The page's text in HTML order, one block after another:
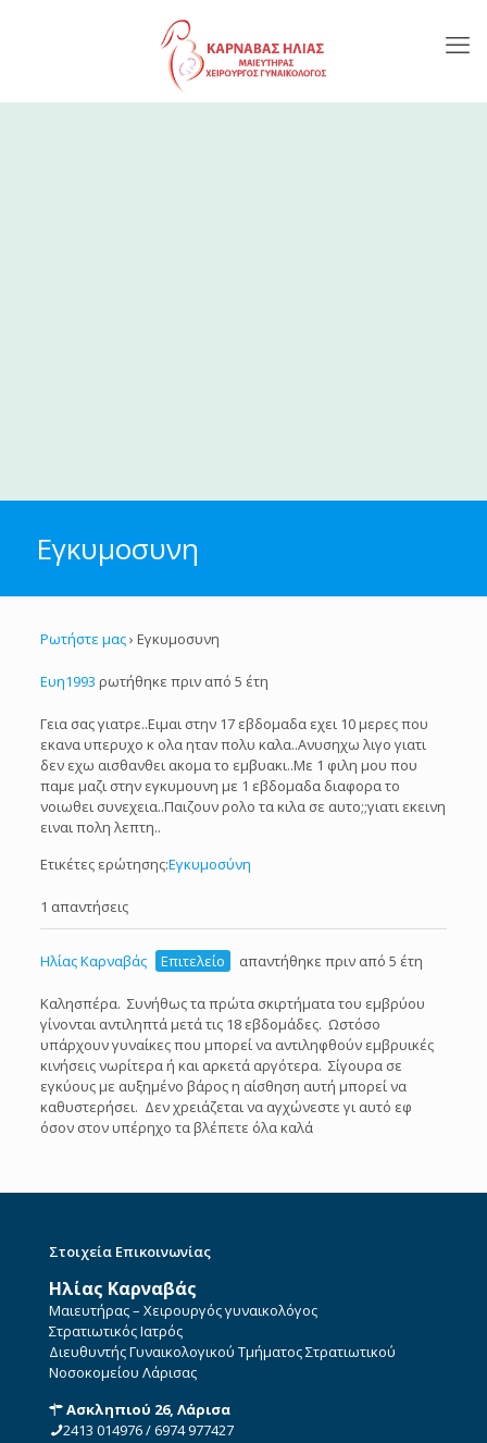
Εγκυμοσυνη
Ρωτήστε μας› Εγκυμοσυνη
Ευη1993 ρωτήθηκε πριν από 5 έτη
Γεια σας γιατρε..Ειμαι στην 17 εβδομαδα εχει 10 μερες που
εκανα υπερυχο κ ολα ηταν πολυ καλα..Ανυσηχω λιγο γιατι
δεν εχω αισθανθει ακομα το εμβυακι..Με 1 φιλη μου που
παμε μαζι στην εγκυμουνη με 1 εβδομαδα διαφορα το
νοιωθει συνεχεια..Παιζουν ρολο τα κιλα σε αυτο;;γιατι εκεινη
ειναι πολη λεπτη..
Ετικέτες ερώτησης:Εγκυμοσύνη
1 απαντήσεις
Ηλίας Καρναβάς Επιτελείο απαντήθηκε πριν από 5 έτη
Καλησπέρα. Συνήθως τα πρώτα σκιρτήματα του εμβρύου
γίνονται αντιληπτά μετά τις 18 εβδομάδες. Ωστόσο
υπάρχουν γυναίκες που μπορεί να αντιληφθούν εμβρυικές
κινήσεις νωρίτερα ή και αρκετά αργότερα. Σίγουρα σε
εγκύους με αυξημένο βάρος η αίσθηση αυτή μπορεί να
καθυστερήσει. Δεν χρειάζεται να αγχώνεστε γι αυτό εφ
όσον στον υπέρηχο τα βλέπετε όλα καλά
Στοιχεία Επικοινωνίας
Ηλίας Καρναβάς
Μαιευτήρας – Χειρουργός γυναικολόγος
Στρατιωτικός Ιατρός
Διευθυντής Γυναικολογικού Τμήματος Στρατιωτικού
Νοσοκομείου Λάρισας
Ασκληπιού 26, Λάρισα
2413 014976/6974 977427